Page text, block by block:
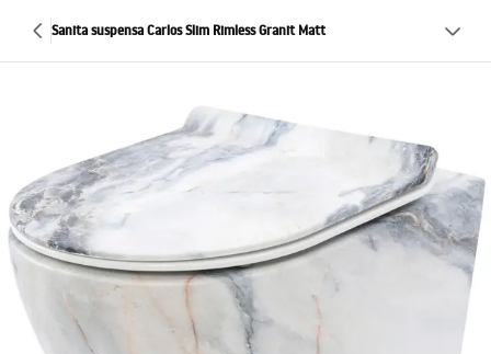
Sanita suspensa Carlos Slim Rimless Granit Matt